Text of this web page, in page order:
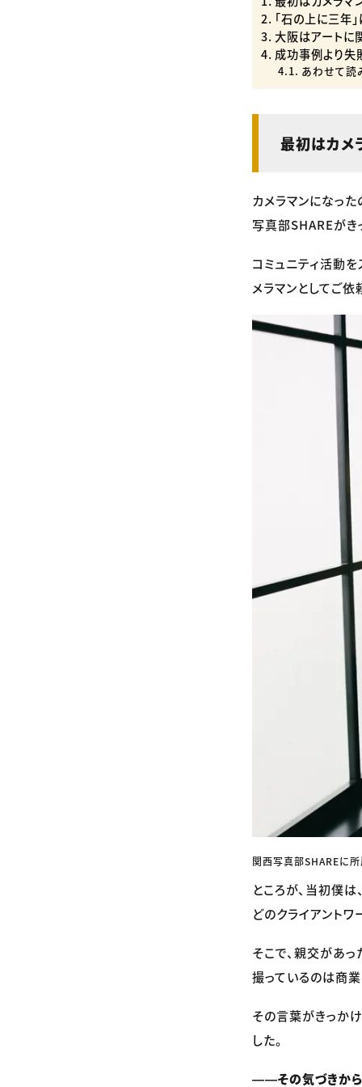
「石の上に三年
大阪はアートに
成功事例より失
あわせて読
最初はカメ
カメラマンになっ
写真部SHAREがき
コミュニティ活動
メラマンとしてご依
関西写真部SHAREに所
ところが、当初僕
どのクライアント
そこで、親交があ
撮っているのは商
その言葉がきっか
した。
――その気づきから